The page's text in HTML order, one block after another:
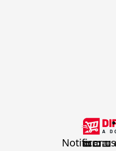
Notificar